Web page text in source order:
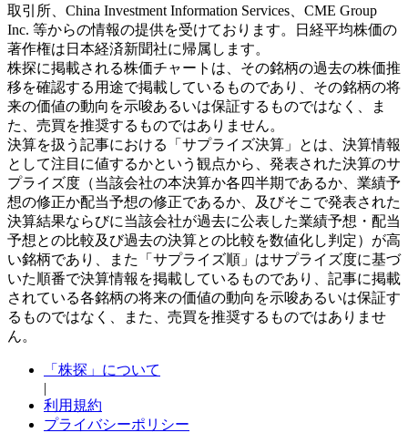
取引所、China Investment Information Services、CME Group
Inc. 等からの情報の提供を受けております。日経平均株価の
著作権は日本経済新聞社に帰属します。
株探に掲載される株価チャートは、その銘柄の過去の株価推
移を確認する用途で掲載しているものであり、その銘柄の将
来の価値の動向を示唆あるいは保証するものではなく、ま
た、売買を推奨するものではありません。
決算を扱う記事における「サプライズ決算」とは、決算情報
として注目に値するかという観点から、発表された決算のサ
プライズ度（当該会社の本決算か各四半期であるか、業績予
想の修正か配当予想の修正であるか、及びそこで発表された
決算結果ならびに当該会社が過去に公表した業績予想・配当
予想との比較及び過去の決算との比較を数値化し判定）が高
い銘柄であり、また「サプライズ順」はサプライズ度に基づ
いた順番で決算情報を掲載しているものであり、記事に掲載
されている各銘柄の将来の価値の動向を示唆あるいは保証す
るものではなく、また、売買を推奨するものではありませ
ん。
「株探」について
|
利用規約
プライバシーポリシー